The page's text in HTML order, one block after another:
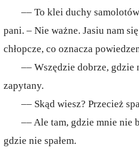
–– To klei duchy
pani. – Nie ważne. Jasiu nam
chłopcze, co oznacza
–– Wszędzie dobrze, gdzie
zapytany.
–– Skąd wiesz? Przecież
–– Ale tam, gdzie mnie nie
gdzie nie spałem.